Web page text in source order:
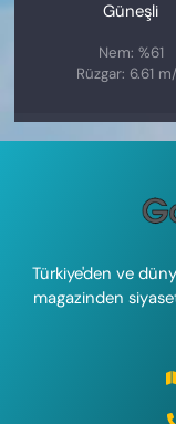
Güneşli
Nem: %61
Rüzgar: 6.61
Türkiye'den ve
magazinden